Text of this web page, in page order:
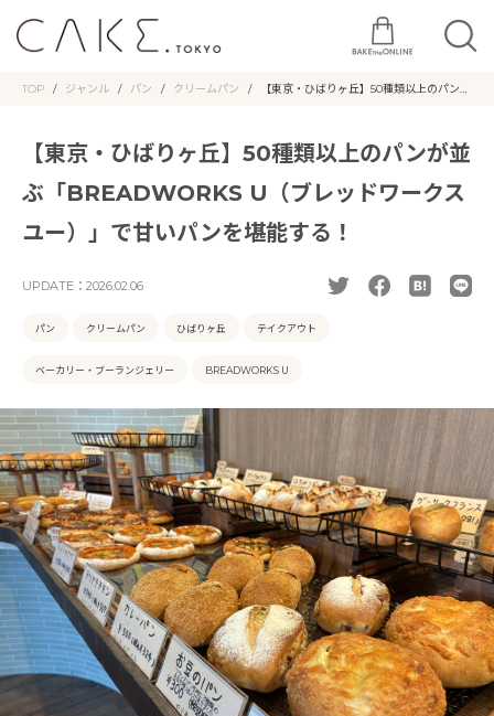
TOP ジャンル パン クリームパン
【東京・ひばりヶ丘】50種類以上のパンが
【東京・ひばりヶ丘】50種類以上のパンが並
ぶ「BREADWORKS U（ブレッドワークス
ユー）」で甘いパンを堪能する！
UPDATE： 2026.02.06
パン クリームパン ひばりヶ丘 テイクアウト
ベーカリー・ブーランジェリー BREADWORKS U